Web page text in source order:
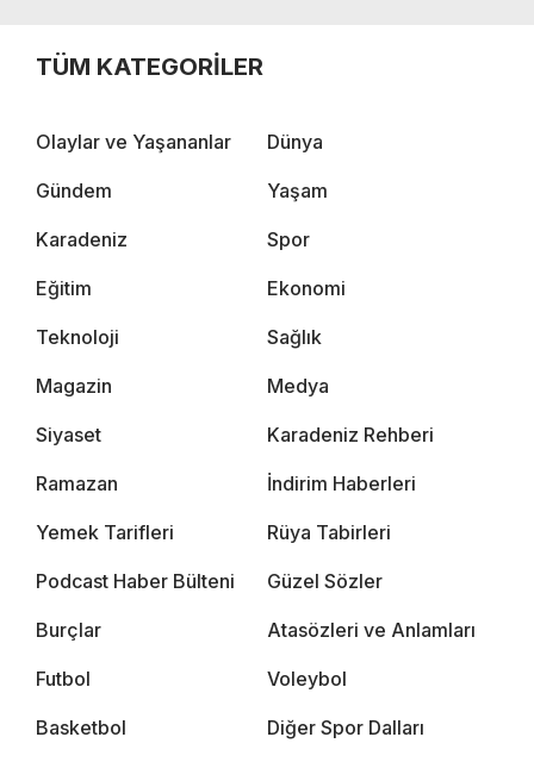
TÜM KATEGORİLER
Olaylar ve Yaşananlar Dünya
Gündem Yaşam
Karadeniz Spor
Eğitim Ekonomi
Teknoloji Sağlık
Magazin Medya
Siyaset Karadeniz Rehberi
Ramazan İndirim Haberleri
Yemek Tarifleri Rüya Tabirleri
Podcast Haber Bülteni Güzel Sözler
Burçlar Atasözleri ve Anlamları
Futbol Voleybol
Basketbol Diğer Spor Dalları